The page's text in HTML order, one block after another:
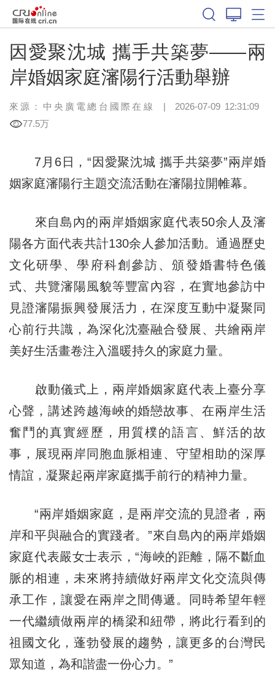
因愛聚沈城 攜手共築夢——兩
岸婚姻家庭瀋陽行活動舉辦
來源：中央廣電總台國際在線 | 2026-07-09 12:31:09
77.5万
7月6日，“因愛聚沈城 攜手共築夢”兩岸婚
姻家庭瀋陽行主題交流活動在瀋陽拉開帷幕。
來自島內的兩岸婚姻家庭代表50余人及瀋
陽各方面代表共計130余人參加活動。通過歷史
文化研學、學府科創參訪、頒發婚書特色儀
式、共覽瀋陽風貌等豐富內容，在實地參訪中
見證瀋陽振興發展活力，在深度互動中凝聚同
心前行共識，為深化沈臺融合發展、共繪兩岸
美好生活畫卷注入溫暖持久的家庭力量。
啟動儀式上，兩岸婚姻家庭代表上臺分享
心聲，講述跨越海峽的婚戀故事、在兩岸生活
奮鬥的真實經歷，用質樸的語言、鮮活的故
事，展現兩岸同胞血脈相連、守望相助的深厚
情誼，凝聚起兩岸家庭攜手前行的精神力量。
“兩岸婚姻家庭，是兩岸交流的見證者，兩
岸和平與融合的實踐者。”來自島內的兩岸婚姻
家庭代表嚴女士表示，“海峽的距離，隔不斷血
脈的相連，未來將持續做好兩岸文化交流與傳
承工作，讓愛在兩岸之間傳遞。同時希望年輕
一代繼續做兩岸的橋梁和紐帶，將此行看到的
祖國文化，蓬勃發展的趨勢，讓更多的台灣民
眾知道，為和諧盡一份心力。”